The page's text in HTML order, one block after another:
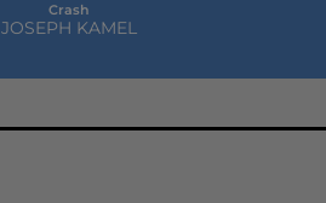
Crash
JOSEPH KAMEL